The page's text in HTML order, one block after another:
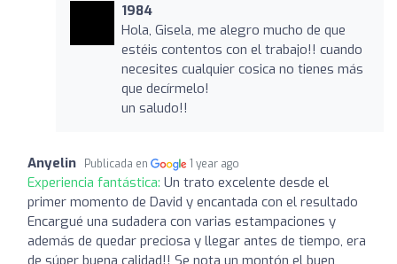
1984
Hola, Gisela, me alegro mucho de que
estéis contentos con el trabajo!! cuando
necesites cualquier cosica no tienes más
que decírmelo!
un saludo!!
Anyelin Publicada en 1 year ago
Experiencia fantástica: Un trato excelente desde el
primer momento de David y encantada con el resultado
Encargué una sudadera con varias estampaciones y
además de quedar preciosa y llegar antes de tiempo, era
de súper buena calidad!! Se nota un montón el buen